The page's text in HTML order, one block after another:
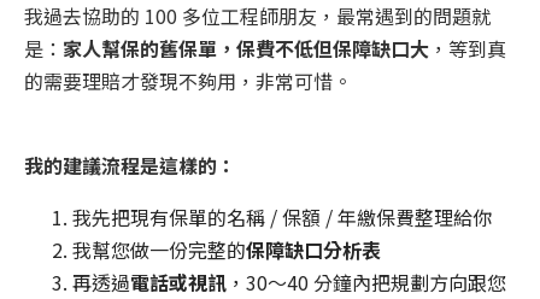
我過去協助的 100 多位工程師朋友，最常遇到的問題就
是： 家人幫保的舊保單，保費不低但保障缺口大 ，等到真
的需要理賠才發現不夠用，非常可惜。
我的建議流程是這樣的：
我先把現有保單的名稱 / 保額 / 年繳保費整理給你
我幫您做一份完整的保障缺口分析表
再透過電話或視訊 ，30～40 分鐘內把規劃方向跟您